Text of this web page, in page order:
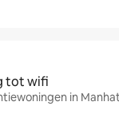
tot wifi
in